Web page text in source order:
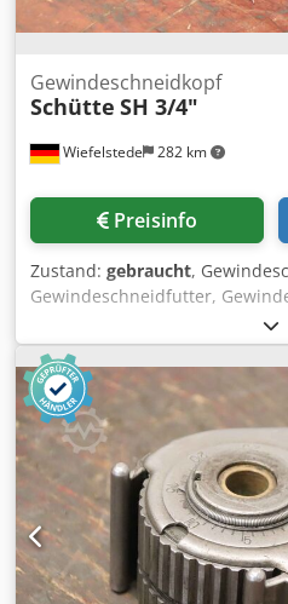
Wiefelstede 282 km
Gewindeschneidkopf
Schütte SH 3/4"
Preisinfo
Zustand: gebraucht,
Gewindeschneidfutter,
Fräswerkzeug,
H. Schütte, selbstöffnender
Schnellwechsel-
Tcfspfx Alcok -Schaft: Ø 40 mm
mm -Gewicht: 7,1 kg